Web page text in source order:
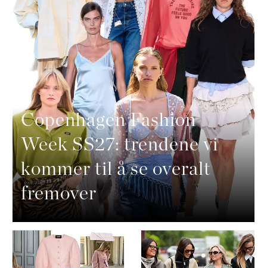
Copenhagen Fashion
Week SS27: trendene vi
kommer til å se overalt
fremover